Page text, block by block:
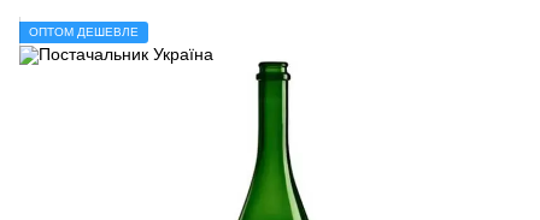
ОПТОМ ДЕШЕВЛЕ